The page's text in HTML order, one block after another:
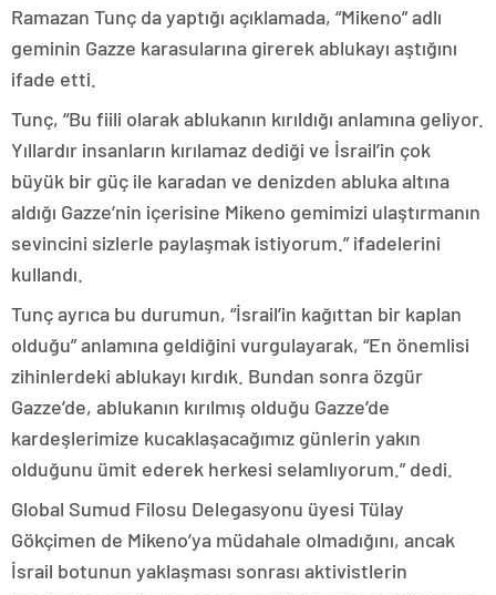
Ramazan Tunç da yaptığı açıklamada, “Mikeno” adlı
geminin Gazze karasularına girerek ablukayı aştığını
ifade etti.
Tunç, “Bu fiili olarak ablukanın kırıldığı anlamına geliyor.
Yıllardır insanların kırılamaz dediği ve İsrail’in çok
büyük bir güç ile karadan ve denizden abluka altına
aldığı Gazze’nin içerisine Mikeno gemimizi ulaştırmanın
sevincini sizlerle paylaşmak istiyorum.” ifadelerini
kullandı.
Tunç ayrıca bu durumun, “İsrail’in kağıttan bir kaplan
olduğu” anlamına geldiğini vurgulayarak, “En önemlisi
zihinlerdeki ablukayı kırdık. Bundan sonra özgür
Gazze’de, ablukanın kırılmış olduğu Gazze’de
kardeşlerimize kucaklaşacağımız günlerin yakın
olduğunu ümit ederek herkesi selamlıyorum.” dedi.
Global Sumud Filosu Delegasyonu üyesi Tülay
Gökçimen de Mikeno’ya müdahale olmadığını, ancak
İsrail botunun yaklaşması sonrası aktivistlerin